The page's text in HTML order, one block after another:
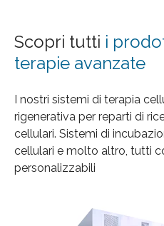
Scopri tutti i
terapie avanzate
I nostri sistemi di terapia
rigenerativa per reparti di
cellulari. Sistemi di
cellulari e molto altro, tutti
personalizzabili